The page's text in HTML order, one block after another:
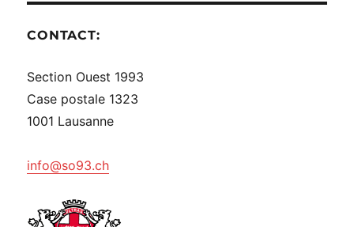
CONTACT:
Section Ouest 1993
Case postale 1323
1001 Lausanne
info@so93.ch